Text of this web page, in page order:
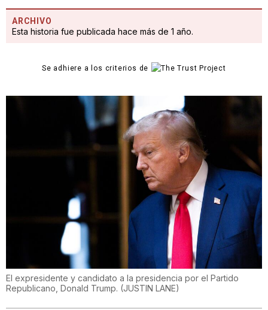
ARCHIVO
Esta historia fue publicada hace más de 1 año.
Se adhiere a los criterios de
El expresidente y candidato a la presidencia por el Partido
Republicano, Donald Trump. (JUSTIN LANE)